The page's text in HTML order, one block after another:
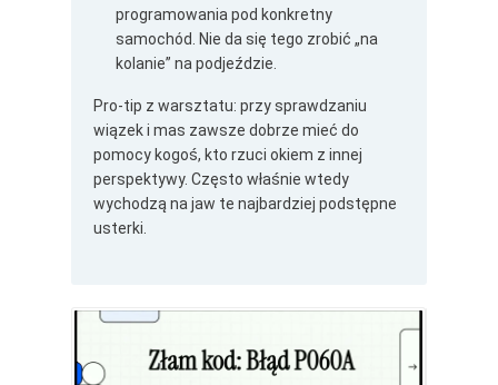
programowania pod konkretny
samochód. Nie da się tego zrobić „na
kolanie” na podjeździe.
Pro-tip z warsztatu: przy sprawdzaniu
wiązek i mas zawsze dobrze mieć do
pomocy kogoś, kto rzuci okiem z innej
perspektywy. Często właśnie wtedy
wychodzą na jaw te najbardziej podstępne
usterki.